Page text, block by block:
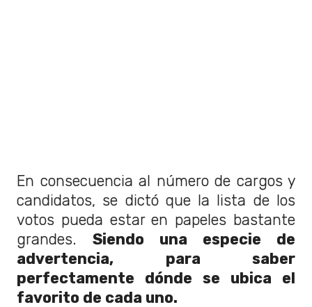
En consecuencia al número de cargos y
candidatos, se dictó que la lista de los
votos pueda estar en papeles bastante
grandes. Siendo una especie de
advertencia, para saber
perfectamente dónde se ubica el
favorito de cada uno.